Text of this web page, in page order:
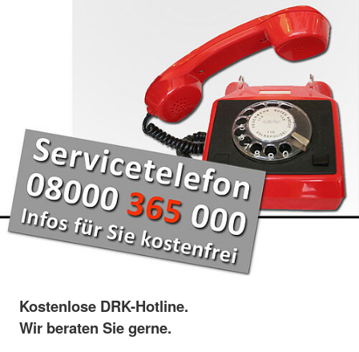
Kostenlose DRK-Hotline.
Wir beraten Sie gerne.